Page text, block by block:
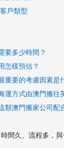
戶類型
要多少時間？
怎樣預估？
重要的考慮因素是
運方式由澳門搬往
類澳門搬家公司配
間久、流程多，